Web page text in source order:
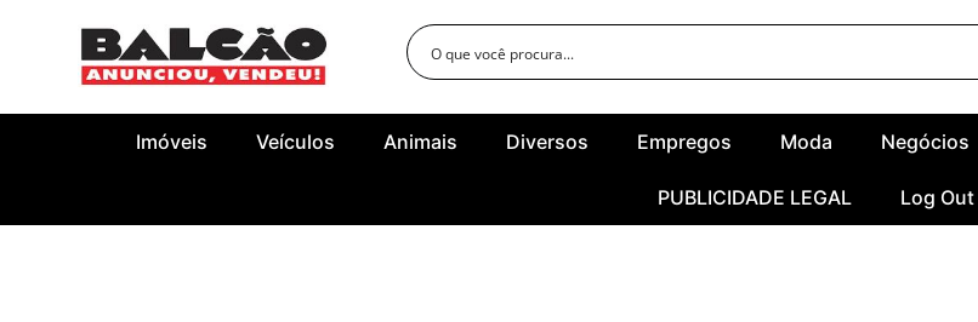
Imóveis Veículos Animais Diversos Empregos Moda Negócios
PUBLICIDADE LEGAL Log Out